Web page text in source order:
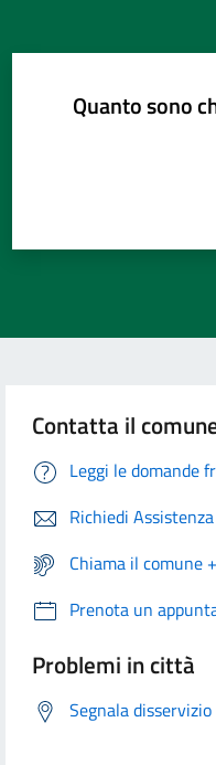
Quanto sono
Contatta il
Leggi le domande
Richiedi Assistenza
Chiama il comune
Prenota un
Problemi in città
Segnala disservizio